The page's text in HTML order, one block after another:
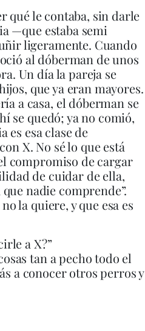
qué le contaba, sin darle
—que estaba semi
ligeramente. Cuando
al dóberman de unos
Un día la pareja se
que ya eran mayores.
a casa, el dóberman se
se quedó; ya no comió,
es esa clase de
X. No sé lo que está
compromiso de cargar
de cuidar de ella,
nadie comprende”.
la quiere, y que esa es
a X?”
tan a pecho todo el
a conocer otros perros y